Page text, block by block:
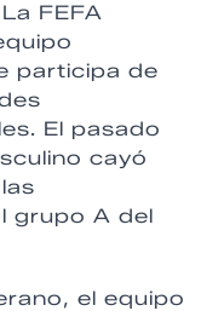
FEFA
participa de
El pasado
cayó
grupo A del
el equipo